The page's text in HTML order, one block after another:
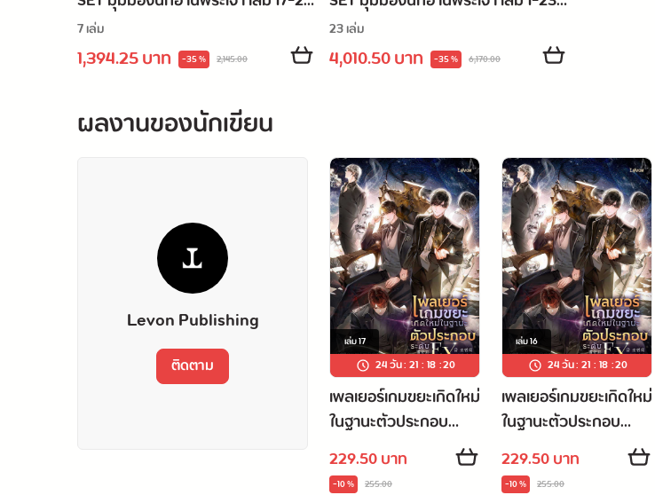
(จบ)
7 เล่ม
1,394.25 บาท -35 % 2,145.00
(จบ)
23 เล่ม
4,010.50 บาท -35 % 6,170.00
ผลงานของนักเขียน
Levon Publishing
ติดตาม
เล่ม17
24 วัน:21:18:19
เพลเยอร์เกมขยะเกิดใหม่
ในฐานะตัวประกอบ
ระดับ EX เล่ม 17
229.50 บาท
-10 % 255.00
เล่ม16
24 วัน:21:18:19
เพลเยอร์เกมขยะเกิดใหม่
ในฐานะตัวประกอบ
ระดับ EX เล่ม 16
229.50 บาท
-10 % 255.00